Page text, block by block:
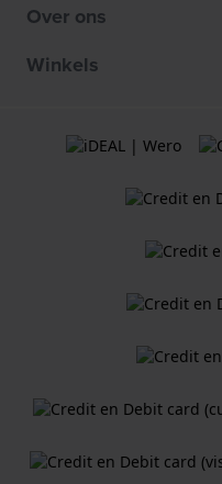
Over ons
Winkels